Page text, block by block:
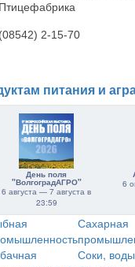
Птицефабрика
(08542) 2-15-70
питания и
День поля
"ВолгоградАГРО"
6 августа — 7 августа в
23:59
6
Сахарная
Соки,